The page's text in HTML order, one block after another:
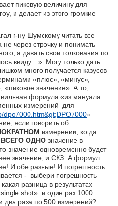
пиковую величину для
и делает из этого громкие
г-ну Шумскому читать все
через строчку и понимать
а давать свои толкования по
ввиду…». Могу только дать
много получается казусов
«плюс», «минус»,
значение». А то,
формула «из мануала
измерений для
dpo7000.htm&gt;DPO7000»
если говорить об
измерении, когда
ВСЕГО ОДНО значение в
значение одновременно будет
значение, и СКЗ. А формул
И обе разные! И погрешность
- выбери погрешность
разница в результатах
shot» и один раз 1000
два раза по 500 измерений?